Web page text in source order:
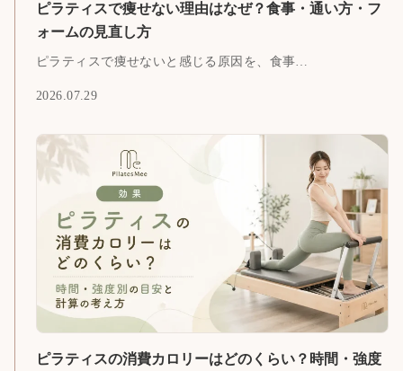
ピラティスで痩せない理由はなぜ？食事・通い方・フ
ォームの見直し方
ピラティスで痩せないと感じる原因を、食事…
2026.07.29
ピラティスの消費カロリーはどのくらい？時間・強度